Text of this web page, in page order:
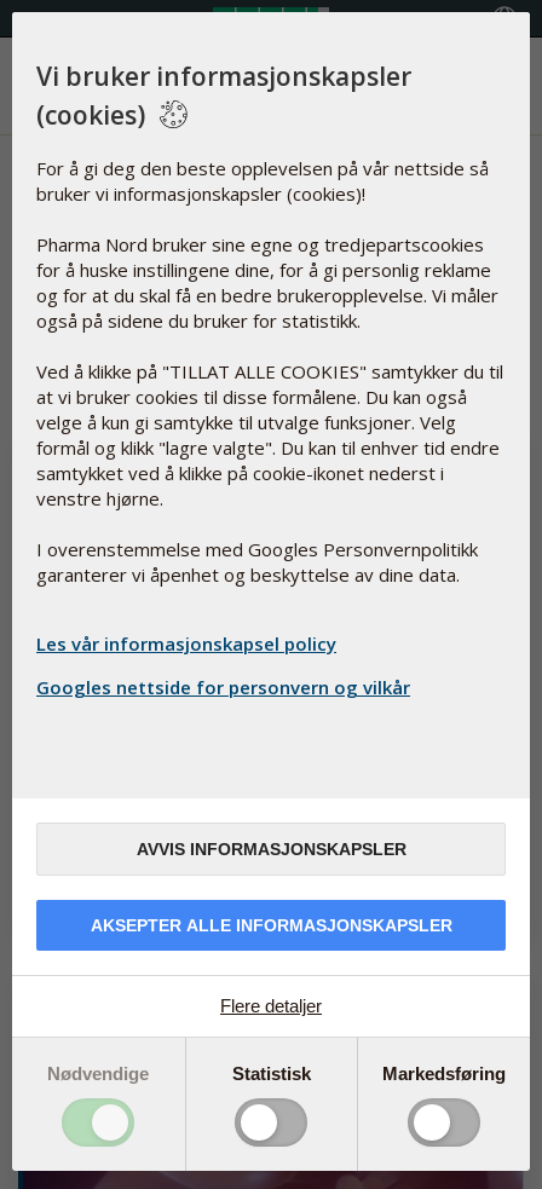
Nyheter | Barn & graviditet
Artikler om
December 14, 2023
Problemer med å bli gravid? Ca. halvparten av tilfellene er knyttet
Les mer
Vi bruker informasjonskapsler
(cookies)
For å gi deg den beste opplevelsen på vår nettside så
bruker vi informasjonskapsler (cookies)!
Pharma Nord bruker sine egne og tredjepartscookies
for å huske instillingene dine, for å gi personlig reklame
og for at du skal få en bedre brukeropplevelse. Vi måler
også på sidene du bruker for statistikk.
Ved å klikke på "TILLAT ALLE COOKIES" samtykker du til
at vi bruker cookies til disse formålene. Du kan også
velge å kun gi samtykke til utvalge funksjoner. Velg
formål og klikk "lagre valgte". Du kan til enhver tid endre
samtykket ved å klikke på cookie-ikonet nederst i
venstre hjørne.
I overenstemmelse med Googles Personvernpolitikk
garanterer vi åpenhet og beskyttelse av dine data.
Les vår informasjonskapsel policy
Googles nettside for personvern og vilkår
AVVIS INFORMASJONSKAPSLER
AKSEPTER ALLE INFORMASJONSKAPSLER
Flere detaljer
Nødvendige Statistisk Markedsføring